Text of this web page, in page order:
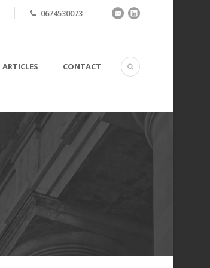
0674530073
ARTICLES CONTACT